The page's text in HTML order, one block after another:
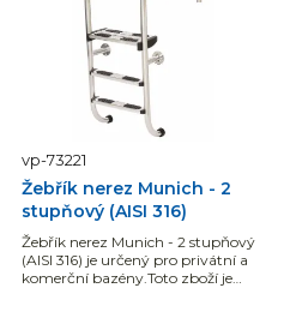
vp-73221
Žebřík nerez Munich - 2
stupňový (AISI 316)
Žebřík nerez Munich - 2 stupňový
(AISI 316) je určený pro privátní a
komerční bazény.Toto zboží je